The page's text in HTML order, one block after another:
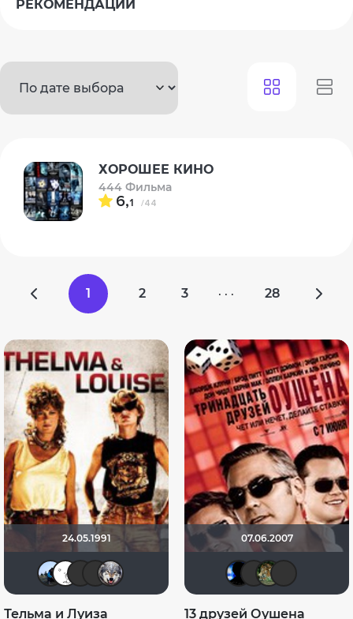
РЕКОМЕНДАЦИИ
ХОРОШЕЕ КИНО
444 Фильма
6,1 /44
1 2 3 · · · 28
24.05.1991
mudrii Markus_Crowe
Волк-Одиночка
Тельма и Луиза
07.06.2007
13 друзей Оушена